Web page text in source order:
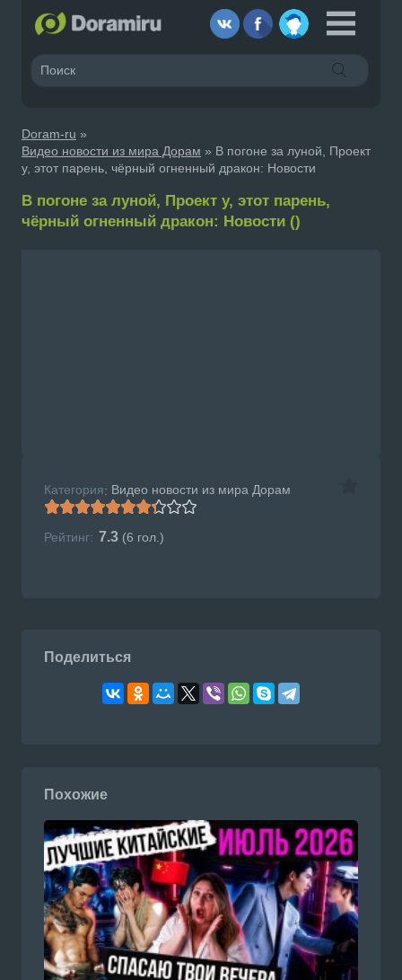
Doram-ru »
Видео новости из мира Дорам » В погоне за луной, Проект
y, этот парень, чёрный огненный дракон: Новости
В погоне за луной, Проект y, этот парень,
чёрный огненный дракон: Новости ()
Категория: Видео новости из мира Дорам
Рейтинг: 7.3 (6 гол.)
Поделиться
Похожие